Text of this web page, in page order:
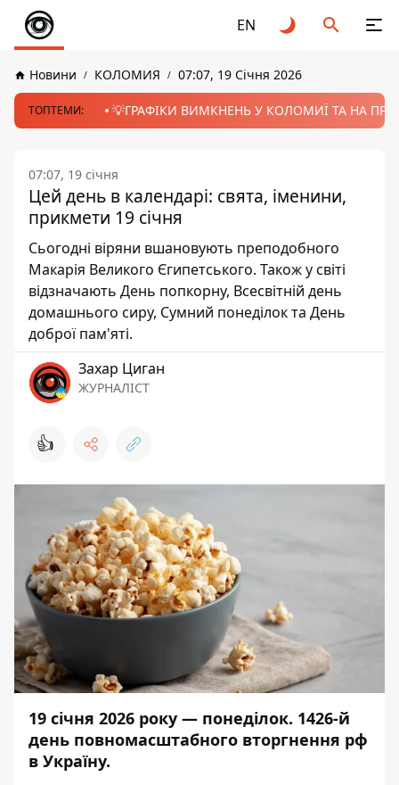
EN
Новини КОЛОМИЯ 07:07, 19 Січня 2026
ТОПТЕМИ: 💡ГРАФІКИ ВИМКНЕНЬ У КОЛОМИЇ ТА НА
07:07, 19 січня
Цей день в календарі: свята, іменини,
прикмети 19 січня
Сьогодні віряни вшановують преподобного
Макарія Великого Єгипетського. Також у світі
відзначають День попкорну, Всесвітній день
домашнього сиру, Сумний понеділок та День
доброї пам'яті.
Захар Циган
ЖУРНАЛІСТ
👍
19 січня 2026 року — понеділок. 1426-й
день повномасштабного вторгнення рф
в Україну.